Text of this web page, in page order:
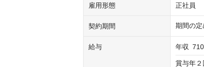
雇用形態 正社員
契約期間 期間の定
給与 年収
賞与年